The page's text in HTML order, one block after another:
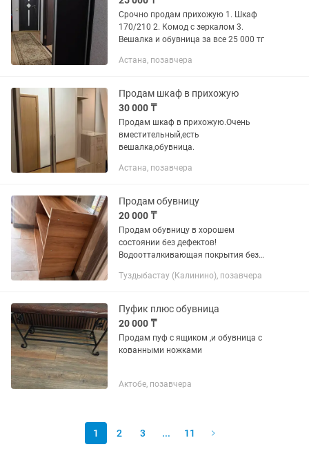
Срочно продам прихожую 1. Шкаф
170/210 2. Комод с зеркалом 3.
Вешалка и обувница за все 25 000 тг
Астана, позавчера
Продам шкаф в прихожую
30 000 ₸
Продам шкаф в прихожую.Очень
вместительный,есть
вешалка,обувница.
Астана, позавчера
Продам обувницу
20 000 ₸
Продам обувницу в хорошем
состоянии без дефектов!
Водоотталкивающая покрытия без
Туздыбастау (Калинино), позавчера
Пуфик плюс обувница
20 000 ₸
Продам пуф с ящиком ,и обувница с
кованными ножками
Актобе, позавчера
1 2 3 ... 11